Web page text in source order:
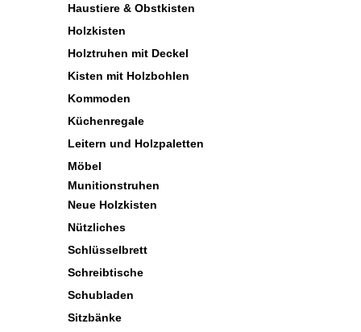
Haustiere & Obstkisten
Holzkisten
Holztruhen mit Deckel
Kisten mit Holzbohlen
Kommoden
Küchenregale
Leitern und Holzpaletten
Möbel
Munitionstruhen
Neue Holzkisten
Nützliches
Schlüsselbrett
Schreibtische
Schubladen
Sitzbänke